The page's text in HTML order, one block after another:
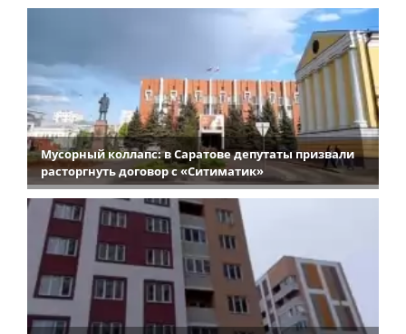
Мусорный коллапс: в Саратове депутаты призвали
расторгнуть договор с «Ситиматик»